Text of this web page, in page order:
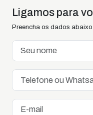
Ligamos para
Preencha os dados